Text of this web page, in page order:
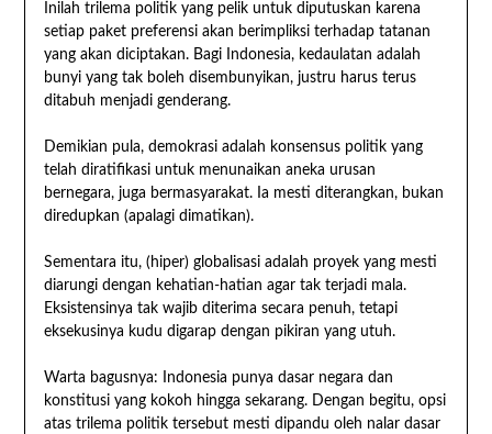
Inilah trilema politik yang pelik untuk diputuskan karena
setiap paket preferensi akan berimpliksi terhadap tatanan
yang akan diciptakan. Bagi Indonesia, kedaulatan adalah
bunyi yang tak boleh disembunyikan, justru harus terus
ditabuh menjadi genderang.
Demikian pula, demokrasi adalah konsensus politik yang
telah diratifikasi untuk menunaikan aneka urusan
bernegara, juga bermasyarakat. Ia mesti diterangkan, bukan
diredupkan (apalagi dimatikan).
Sementara itu, (hiper) globalisasi adalah proyek yang mesti
diarungi dengan kehatian-hatian agar tak terjadi mala.
Eksistensinya tak wajib diterima secara penuh, tetapi
eksekusinya kudu digarap dengan pikiran yang utuh.
Warta bagusnya: Indonesia punya dasar negara dan
konstitusi yang kokoh hingga sekarang. Dengan begitu, opsi
atas trilema politik tersebut mesti dipandu oleh nalar dasar